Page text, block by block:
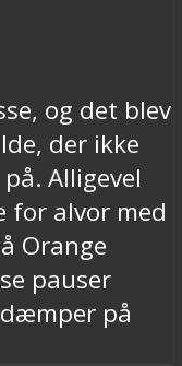
og det blev
der ikke
Alligevel
for alvor med
Orange
pauser
på